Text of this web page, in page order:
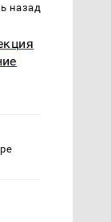
назад